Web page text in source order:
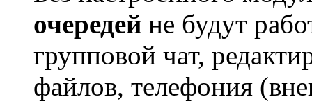
очередей не будут
групповой чат,
файлов, телефония